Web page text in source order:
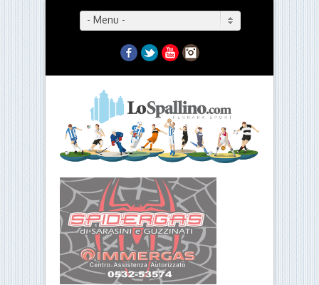
- Menu -
Facebook
TwitterYouTubeInstagram